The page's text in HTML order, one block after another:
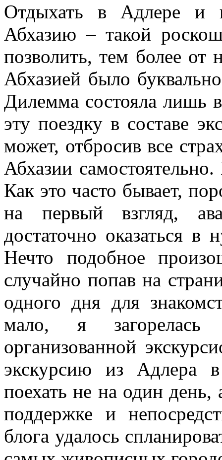
Отдыхать в Адлере и
Абхазию – такой
позволить, тем более
Абхазией было
Дилемма состояла лишь
эту поездку в составе
может, отбросив все
Абхазии
Как это часто бывает,
на первый взгляд,
достаточно оказаться
Нечто подобное
случайно попав на
одного дня для
мало, я загорелась
организованной
экскурсию из Адлера
поехать не на один
поддержке и
блога удалось